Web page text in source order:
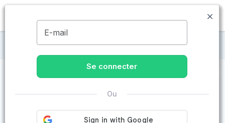
MENU
Maisons de retraite à Rocheservière
E-mail
Se connecter
Ou